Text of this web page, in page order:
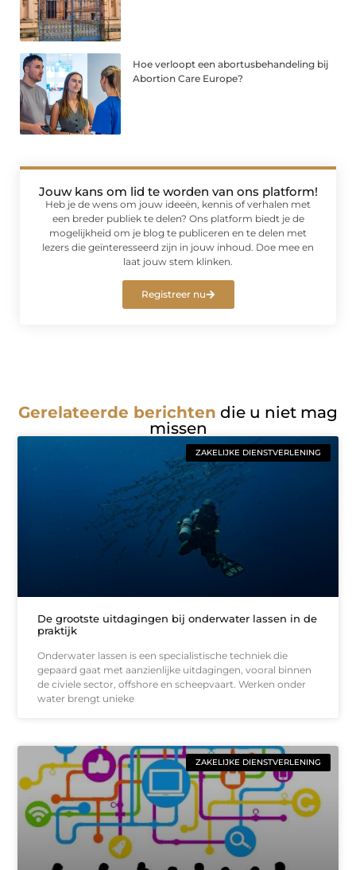
Hoe verloopt een abortusbehandeling bij
Abortion Care Europe?
Jouw kans om lid te worden van ons platform!
Heb je de wens om jouw ideeën, kennis of verhalen met
een breder publiek te delen? Ons platform biedt je de
mogelijkheid om je blog te publiceren en te delen met
lezers die geïnteresseerd zijn in jouw inhoud. Doe mee en
laat jouw stem klinken.
Registreer nu
Gerelateerde berichten die u niet mag
missen
ZAKELIJKE DIENSTVERLENING
De grootste uitdagingen bij onderwater lassen in de
praktijk
Onderwater lassen is een specialistische techniek die
gepaard gaat met aanzienlijke uitdagingen, vooral binnen
de civiele sector, offshore en scheepvaart. Werken onder
water brengt unieke
ZAKELIJKE DIENSTVERLENING